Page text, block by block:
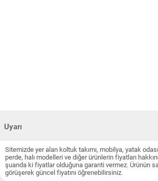
Uyarı
Sitemizde yer alan koltuk takımı, mobilya, yatak
perde, halı modelleri ve diğer ürünlerin fiyatları
şuanda ki fiyatlar olduğuna garanti vermez. Ürünün
görüşerek güncel fiyatını öğrenebilirsiniz.